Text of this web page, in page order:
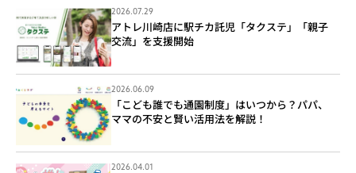
2026.07.29
アトレ川崎店に駅チカ託児「タクステ」「親子
交流」を支援開始
2026.06.09
「こども誰でも通園制度」はいつから？パパ、
ママの不安と賢い活用法を解説！
2026.04.01